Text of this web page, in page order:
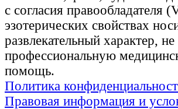
с согласия
эзотерических свойствах
развлекательный характер,
профессиональную
помощь.
Политика
Правовая информация и